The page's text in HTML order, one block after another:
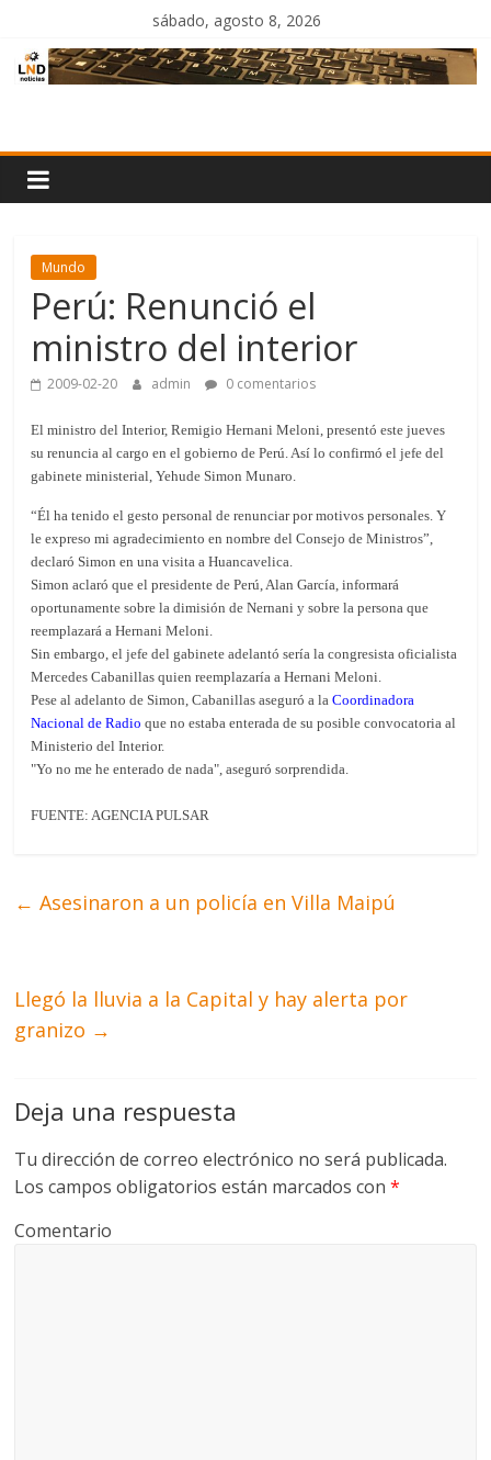
contenido
sábado, agosto 8, 2026
Noticias
Mundo
Perú: Renunció el
ministro del interior
2009-02-20 admin 0 comentarios
El ministro del Interior, Remigio Hernani Meloni, presentó este jueves
su renuncia al cargo en el gobierno de Perú. Así lo confirmó el jefe del
gabinete ministerial, Yehude Simon Munaro.
“Él ha tenido el gesto personal de renunciar por motivos personales. Y
le expreso mi agradecimiento en nombre del Consejo de Ministros”,
declaró Simon en una visita a Huancavelica.
Simon aclaró que el presidente de Perú, Alan García, informará
oportunamente sobre la dimisión de Nernani y sobre la persona que
reemplazará a Hernani Meloni.
Sin embargo, el jefe del gabinete adelantó sería la congresista oficialista
Mercedes Cabanillas quien reemplazaría a Hernani Meloni.
Pese al adelanto de Simon, Cabanillas aseguró a laCoordinadora
Nacional de Radio que no estaba enterada de su posible convocatoria al
Ministerio del Interior.
"Yo no me he enterado de nada", aseguró sorprendida.
FUENTE: AGENCIA PULSAR
← Asesinaron a un policía en Villa Maipú
Llegó la lluvia a la Capital y hay alerta por
granizo →
Deja una respuesta
Tu dirección de correo electrónico no será publicada.
Los campos obligatorios están marcados con*
Comentario